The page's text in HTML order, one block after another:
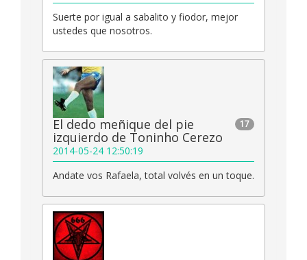
Suerte por igual a sabalito y fiodor, mejor
ustedes que nosotros.
17
El dedo meñique del pie
izquierdo de Toninho Cerezo
2014-05-24 12:50:19
Andate vos Rafaela, total volvés en un toque.